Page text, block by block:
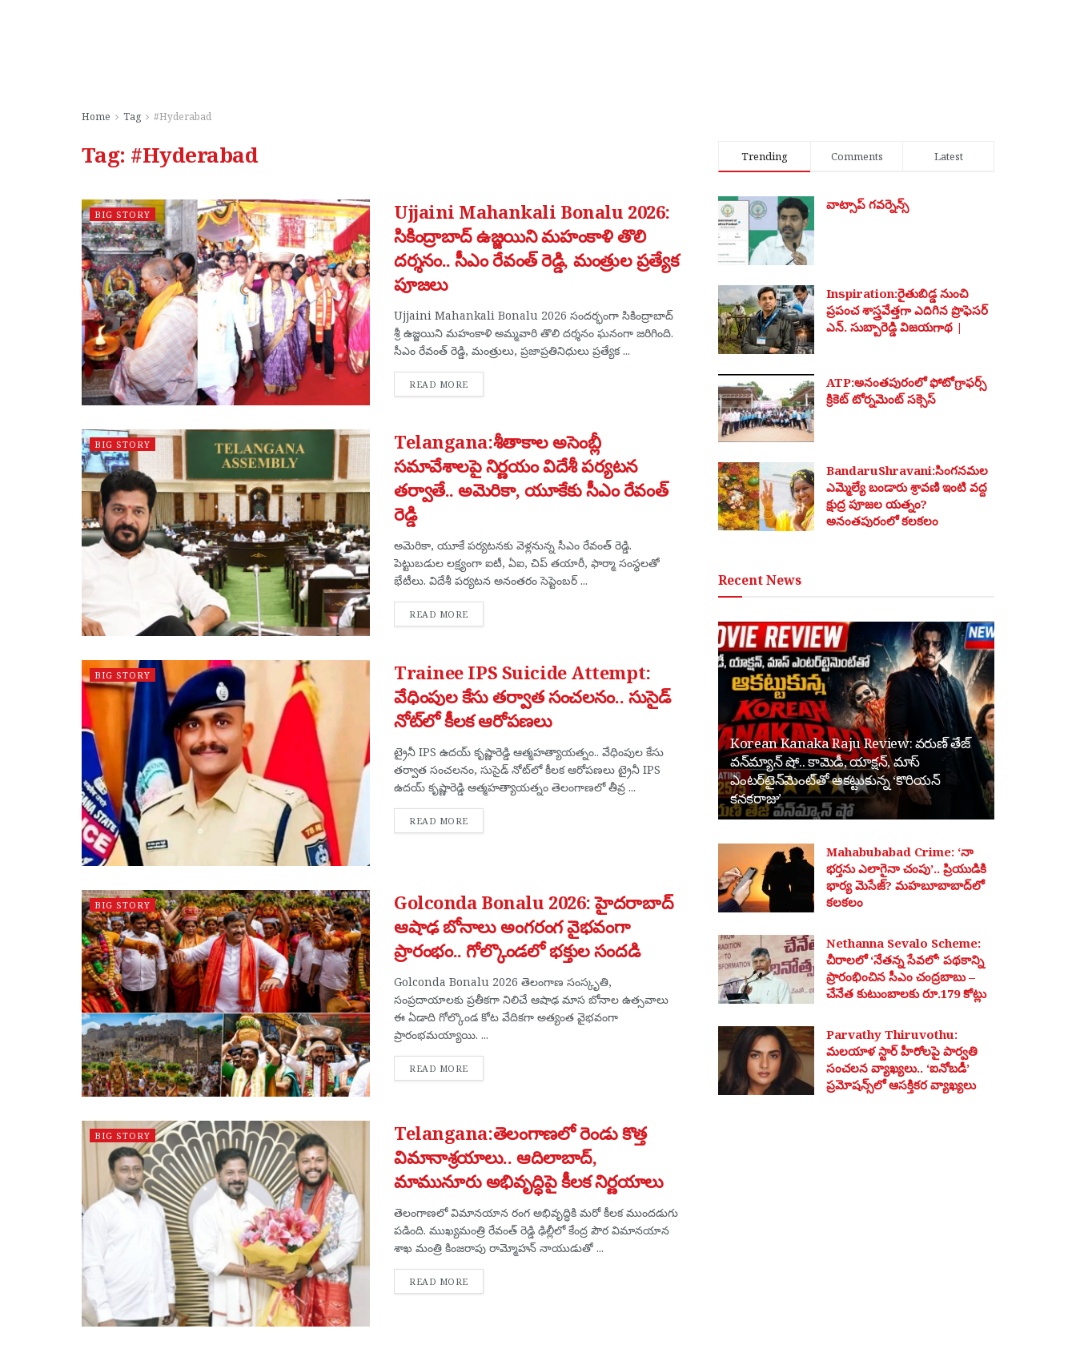
Home Tag #Hyderabad
Tag: #Hyderabad
BIG STORY
Ujjaini Mahankali Bonalu 2026:
సికింద్రాబాద్ ఉజ్జయిని మహంకాళి తొలి
దర్శనం.. సీఎం రేవంత్ రెడ్డి, మంత్రుల ప్రత్యేక
పూజలు
Ujjaini Mahankali Bonalu 2026 సందర్భంగా సికింద్రాబాద్
శ్రీ ఉజ్జయిని మహంకాళి అమ్మవారి తొలి దర్శనం ఘనంగా జరిగింది.
సీఎం రేవంత్ రెడ్డి, మంత్రులు, ప్రజాప్రతినిధులు ప్రత్యేక ...
READ MOREDETAILS
BIG STORY
Telangana:శీతాకాల అసెంబ్లీ
సమావేశాలపై నిర్ణయం విదేశీ పర్యటన
తర్వాతే.. అమెరికా, యూకేకు సీఎం రేవంత్
రెడ్డి
అమెరికా, యూకే పర్యటనకు వెళ్లనున్న సీఎం రేవంత్ రెడ్డి.
పెట్టుబడుల లక్ష్యంగా ఐటీ, ఏఐ, చిప్ తయారీ, ఫార్మా సంస్థలతో
భేటీలు. విదేశీ పర్యటన అనంతరం సెప్టెంబర్ ...
READ MOREDETAILS
BIG STORY
Trainee IPS Suicide Attempt:
వేధింపుల కేసు తర్వాత సంచలనం.. సుసైడ్
నోట్‌లో కీలక ఆరోపణలు
ట్రైనీ IPS ఉదయ్ కృష్ణారెడ్డి ఆత్మహత్యాయత్నం.. వేధింపుల కేసు
తర్వాత సంచలనం, సుసైడ్ నోట్‌లో కీలక ఆరోపణలు ట్రైనీ IPS
ఉదయ్ కృష్ణారెడ్డి ఆత్మహత్యాయత్నం తెలంగాణలో తీవ్ర ...
READ MOREDETAILS
BIG STORY
Golconda Bonalu 2026: హైదరాబాద్
ఆషాఢ బోనాలు అంగరంగ వైభవంగా
ప్రారంభం.. గోల్కొండలో భక్తుల సందడి
Golconda Bonalu 2026 తెలంగాణ సంస్కృతి,
సంప్రదాయాలకు ప్రతీకగా నిలిచే ఆషాఢ మాస బోనాల ఉత్సవాలు
ఈ ఏడాది గోల్కొండ కోట వేదికగా అత్యంత వైభవంగా
ప్రారంభమయ్యాయి. ...
READ MOREDETAILS
BIG STORY
Telangana:తెలంగాణలో రెండు కొత్త
విమానాశ్రయాలు.. ఆదిలాబాద్,
మామునూరు అభివృద్ధిపై కీలక నిర్ణయాలు
తెలంగాణలో విమానయాన రంగ అభివృద్ధికి మరో కీలక ముందడుగు
పడింది. ముఖ్యమంత్రి రేవంత్ రెడ్డి ఢిల్లీలో కేంద్ర పౌర విమానయాన
శాఖ మంత్రి కింజరాపు రామ్మోహన్ నాయుడుతో ...
READ MOREDETAILS
Trending Comments Latest
వాట్సాప్ గవర్నెన్స్
Inspiration:రైతుబిడ్డ నుంచి
ప్రపంచ శాస్త్రవేత్తగా ఎదిగిన ప్రొఫెసర్
ఎన్. సుబ్బారెడ్డి విజయగాథ |
ATP:అనంతపురంలో ఫోటోగ్రాఫర్స్
క్రికెట్ టోర్నమెంట్ సక్సెస్
BandaruShravani:సింగనమల
ఎమ్మెల్యే బండారు శ్రావణి ఇంటి వద్ద
క్షుద్ర పూజల యత్నం?
అనంతపురంలో కలకలం
Recent News
Korean Kanaka Raju Review: వరుణ్ తేజ్
వన్‌మ్యాన్ షో.. కామెడీ, యాక్షన్, మాస్
ఎంటర్‌టైన్‌మెంట్‌తో ఆకట్టుకున్న ‘కొరియన్
కనకరాజు’
Mahabubabad Crime: ‘నా
భర్తను ఎలాగైనా చంపు’.. ప్రియుడికి
భార్య మెసేజ్? మహబూబాబాద్‌లో
కలకలం
Nethanna Sevalo Scheme:
చీరాలలో ‘నేతన్న సేవలో’ పథకాన్ని
ప్రారంభించిన సీఎం చంద్రబాబు –
చేనేత కుటుంబాలకు రూ.179 కోట్లు
Parvathy Thiruvothu:
మలయాళ స్టార్ హీరోలపై పార్వతి
సంచలన వ్యాఖ్యలు.. ‘ఐనోబడీ’
ప్రమోషన్స్‌లో ఆసక్తికర వ్యాఖ్యలు